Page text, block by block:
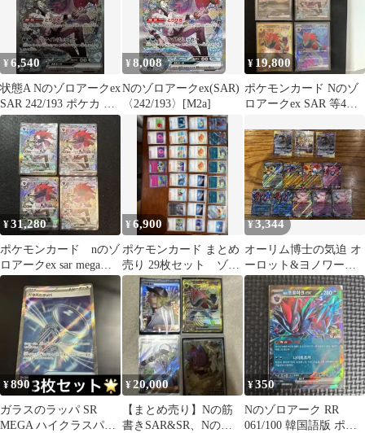
¥6,540
状態A Nのゾロアークex
SAR 242/193 ポケカ ポ
ケモン ポケモンカード
ゲーム
¥8,008
Nのゾロアークex(SAR)
〈242/193〉[M2a]
¥ 19,800
ポケモンカード Nのゾ
ロアークex SAR 等4枚
¥31,280
ポケモンカード nのゾ
ロアークex sar megaド
リームex ４枚セット
¥6,900
ポケモンカード まとめ
売り 29枚セット ゾロ
アーク ニャース 含
¥3,344
オーリム博士の気迫 オ
ーロット&ヨノワール
GX2枚 その他ex9枚お
まけ付き
¥890
ガラスのラッパ SR
MEGA ハイクラスパッ
¥20,000
【まとめ売り】Nの筋
書きSAR&SR、Nのゾ
¥350
Nのゾロアーク RR
061/100 韓国語版 ポケ